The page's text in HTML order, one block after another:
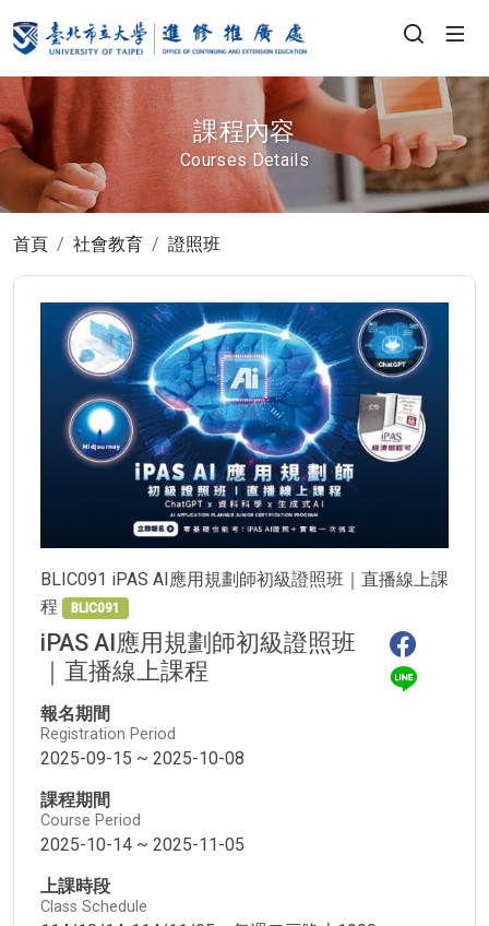
課程內容
Courses Details
首頁 社會教育 證照班
BLIC091 iPAS AI應用規劃師初級證照班｜直播線上課
程
BLIC091
iPAS AI應用規劃師初級證照班
｜直播線上課程
報名期間
Registration Period
2025-09-15 ~ 2025-10-08
課程期間
Course Period
2025-10-14 ~ 2025-11-05
上課時段
Class Schedule